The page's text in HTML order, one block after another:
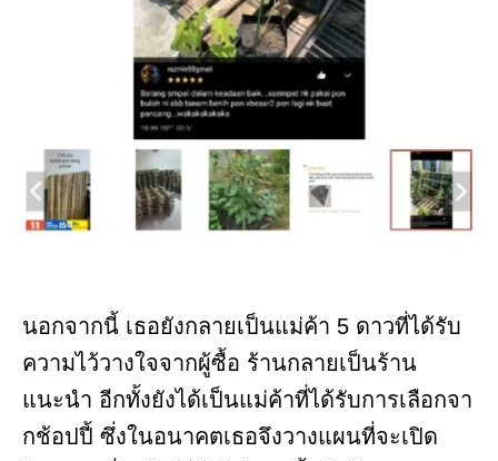
นอกจากนี้ เธอยังกลายเป็นแม่ค้า 5 ดาวที่ได้รับ
ความไว้วางใจจากผู้ซื้อ ร้านกลายเป็นร้าน
แนะนำ อีกทั้งยังได้เป็นแม่ค้าที่ได้รับการเลือกจา
กช้อปปี้ ซึ่งในอนาคตเธอจึงวางแผนที่จะเปิด